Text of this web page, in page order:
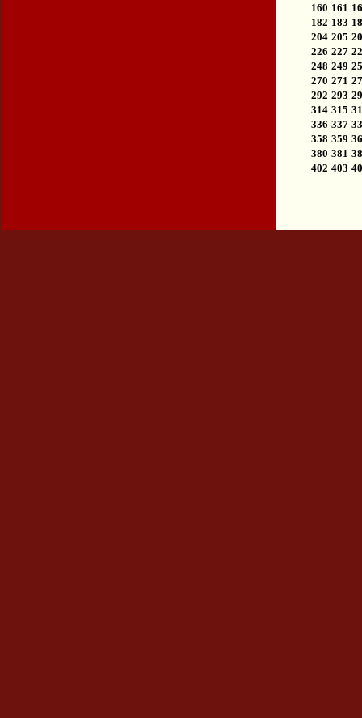
160 161
182 183
204 205
226 227
248 249
270 271
292 293
314 315
336 337
358 359
380 381
402 403